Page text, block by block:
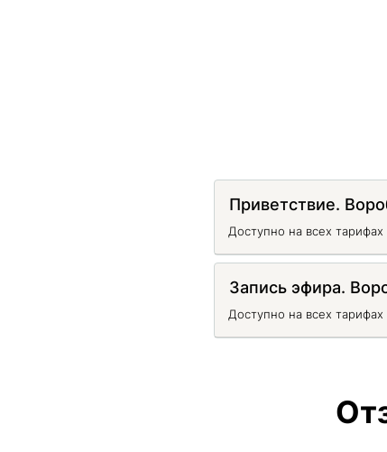
Приветствие.
Доступно на всех тарифах
Запись эфира.
Доступно на всех тарифах